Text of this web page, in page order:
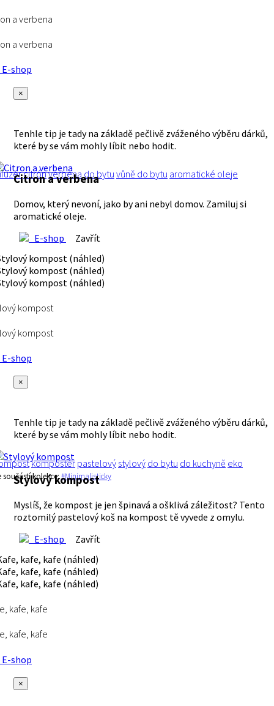
a verbena
a verbena
shop
×
Tenhle tip je tady na základě pečlivě zváženého výběru dárků,
které by se vám mohly líbit nebo hodit.
citrónverbena do bytu vůně do bytu aromatické oleje
Citron a verbena
Domov, který nevoní, jako by ani nebyl domov. Zamiluj si
aromatické oleje.
E-shop
Zavřít
kompost
kompost
shop
×
Tenhle tip je tady na základě pečlivě zváženého výběru dárků,
které by se vám mohly líbit nebo hodit.
kompostér pastelový stylový do bytu do kuchyně eko
součástí kolekce:#Minimalisticky
Stylový kompost
Myslíš, že kompost je jen špinavá a ošklivá záležitost? Tento
roztomilý pastelový koš na kompost tě vyvede z omylu.
E-shop
Zavřít
kafe, kafe
kafe, kafe
shop
×